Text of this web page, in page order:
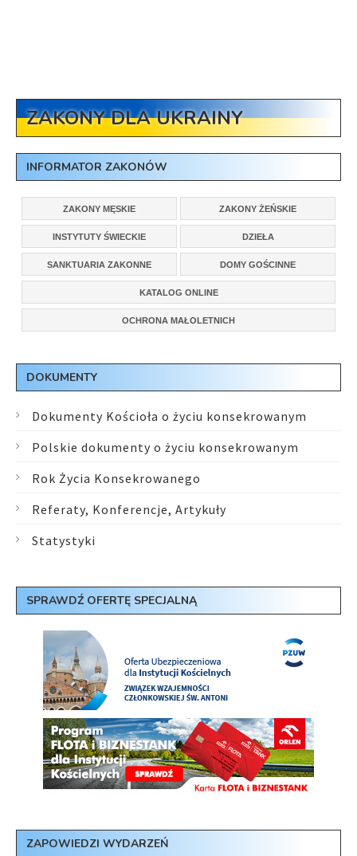
ZAKONY DLA UKRAINY
INFORMATOR ZAKONÓW
ZAKONY MĘSKIE ZAKONY ŻEŃSKIE
INSTYTUTY ŚWIECKIE DZIEŁA
SANKTUARIA ZAKONNE DOMY GOŚCINNE
KATALOG ONLINE
OCHRONA MAŁOLETNICH
DOKUMENTY
Dokumenty Kościoła o życiu konsekrowanym
Polskie dokumenty o życiu konsekrowanym
Rok Życia Konsekrowanego
Referaty, Konferencje, Artykuły
Statystyki
SPRAWDŹ OFERTĘ SPECJALNĄ
ZAPOWIEDZI WYDARZEŃ